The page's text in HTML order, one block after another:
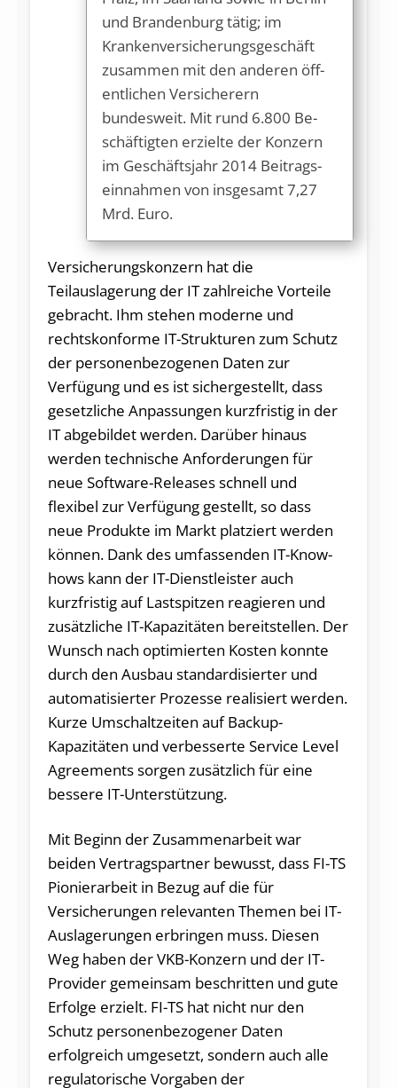
und Bran­denburg tätig; im
Krankenversi­cherungs­ge­schäft
zu­sammen mit den an­de­ren öff­
entli­chen Versi­cherern
bundesweit. Mit rund 6.800 Be­
schäftig­ten erzielte der Konzern
im Ge­schäftsjahr 2014 Bei­trags­
einnah­men von insge­s­amt 7,27
Mrd. Eu­ro.
Versicherungskonzern hat die
Teilauslagerung der IT zahlreiche Vorteile
gebracht. Ihm stehen moderne und
rechtskonforme IT-Strukturen zum Schutz
der personenbezogenen Daten zur
Verfügung und es ist sichergestellt, dass
gesetzliche Anpassungen kurzfristig in der
IT abgebildet werden. Darüber hinaus
werden technische Anforderungen für
neue Software-Releases schnell und
flexibel zur Verfügung gestellt, so dass
neue Produkte im Markt platziert werden
können. Dank des umfassenden IT-Know-
hows kann der IT-Dienstleister auch
kurzfristig auf Lastspitzen reagieren und
zusätzliche IT-Kapazitäten bereitstellen. Der
Wunsch nach optimierten Kosten konnte
durch den Ausbau standardisierter und
automatisierter Prozesse realisiert werden.
Kurze Umschaltzeiten auf Backup-
Kapazitäten und verbesserte Service Level
Agreements sorgen zusätzlich für eine
bessere IT-Unterstützung.
Mit Beginn der Zusammenarbeit war
beiden Vertragspartner bewusst, dass FI-TS
Pionierarbeit in Bezug auf die für
Versicherungen relevanten Themen bei IT-
Auslagerungen erbringen muss. Diesen
Weg haben der VKB-Konzern und der IT-
Provider gemeinsam beschritten und gute
Erfolge erzielt. FI-TS hat nicht nur den
Schutz personenbezogener Daten
erfolgreich umgesetzt, sondern auch alle
regulatorische Vorgaben der